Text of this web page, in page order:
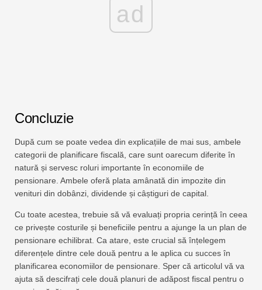
ad
Concluzie
După cum se poate vedea din explicațiile de mai sus, ambele
categorii de planificare fiscală, care sunt oarecum diferite în
natură și servesc roluri importante în economiile de
pensionare. Ambele oferă plata amânată din impozite din
venituri din dobânzi, dividende și câștiguri de capital.
Cu toate acestea, trebuie să vă evaluați propria cerință în ceea
ce privește costurile și beneficiile pentru a ajunge la un plan de
pensionare echilibrat. Ca atare, este crucial să înțelegem
diferențele dintre cele două pentru a le aplica cu succes în
planificarea economiilor de pensionare. Sper că articolul vă va
ajuta să descifrați cele două planuri de adăpost fiscal pentru o